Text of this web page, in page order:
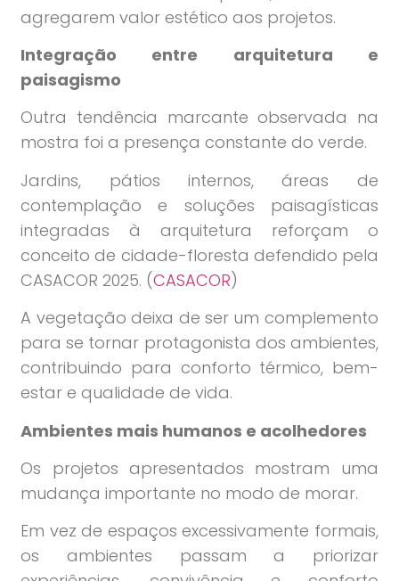
agregarem valor estético aos projetos.
Integração entre arquitetura e
paisagismo
Outra tendência marcante observada na
mostra foi a presença constante do verde.
Jardins, pátios internos, áreas de
contemplação e soluções paisagísticas
integradas à arquitetura reforçam o
conceito de cidade-floresta defendido pela
CASACOR 2025. (CASACOR)
A vegetação deixa de ser um complemento
para se tornar protagonista dos ambientes,
contribuindo para conforto térmico, bem-
estar e qualidade de vida.
Ambientes mais humanos e acolhedores
Os projetos apresentados mostram uma
mudança importante no modo de morar.
Em vez de espaços excessivamente formais,
os ambientes passam a priorizar